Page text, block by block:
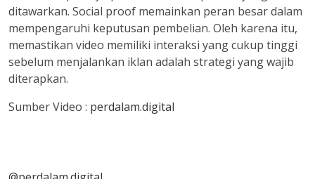
ditawarkan. Social proof memainkan peran besar dalam
mempengaruhi keputusan pembelian. Oleh karena itu,
memastikan video memiliki interaksi yang cukup tinggi
sebelum menjalankan iklan adalah strategi yang wajib
diterapkan.
Sumber Video : perdalam.digital